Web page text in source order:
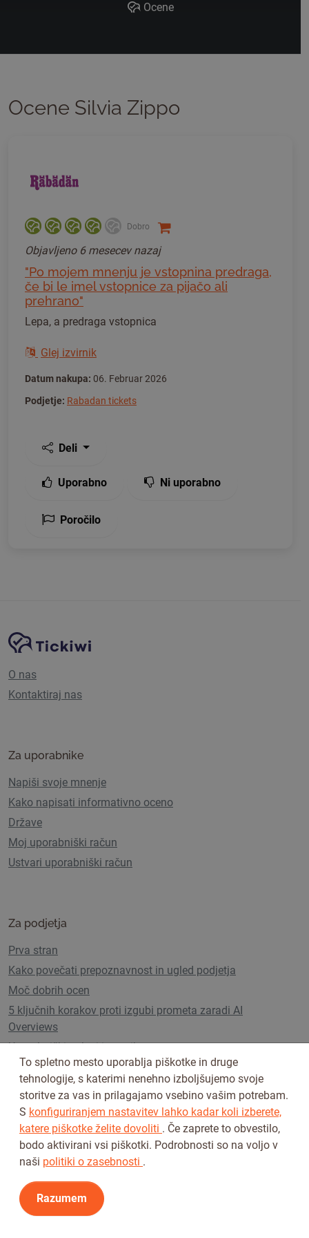
Ocene
Ocene Silvia Zippo
Dobro
Objavljeno 6 mesecev nazaj
"Po mojem mnenju je vstopnina predraga,
če bi le imel vstopnice za pijačo ali
prehrano"
Lepa, a predraga vstopnica
Glej izvirnik
Datum nakupa: 06. Februar 2026
Podjetje: Rabadan tickets
Deli
Uporabno Ni uporabno
Poročilo
Navigacija spletnega mesta
Platforma Tickiwi
O nas
Kontaktiraj nas
Za uporabnike
Napiši svoje mnenje
Kako napisati informativno oceno
Države
Moj uporabniški račun
Ustvari uporabniški račun
Za podjetja
Prva stran
Kako povečati prepoznavnost in ugled podjetja
Moč dobrih ocen
5 ključnih korakov proti izgubi prometa zaradi AI
Overviews
Uporabniški paketi in cenik
Sledi nam na
To spletno mesto uporablja piškotke in druge
tehnologije, s katerimi nenehno izboljšujemo svoje
storitve za vas in prilagajamo vsebino vašim potrebam.
S konfiguriranjem nastavitev lahko kadar koli izberete,
katere piškotke želite dovoliti . Če zaprete to obvestilo,
bodo aktivirani vsi piškotki. Podrobnosti so na voljo v
naši politiki o zasebnosti .
Razumem